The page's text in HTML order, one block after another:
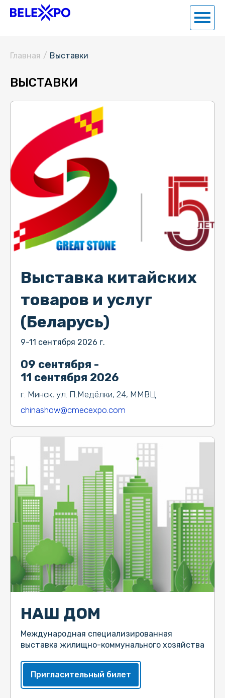
Главная / Выставки
ВЫСТАВКИ
09 сентября -
11 сентября 2026
г. Минск, ул. П.Медёлки, 24, ММВЦ
chinashow@cmecexpo.com
Выставка китайских
товаров и услуг
(Беларусь)
9-11 сентября 2026 г.
НАШ ДОМ
Международная специализированная
выставка жилищно-коммунального хозяйства
Пригласительный билет